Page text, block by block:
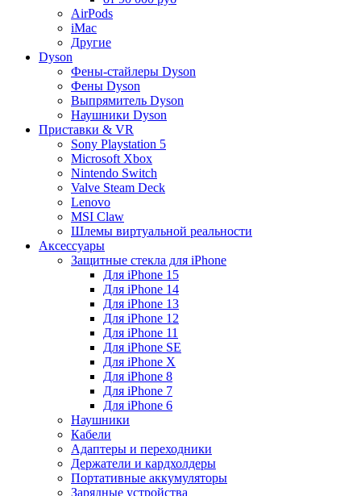
AirPods
iMac
Другие
Dyson
Фены-стайлеры Dyson
Фены Dyson
Выпрямитель Dyson
Наушники Dyson
Приставки & VR
Sony Playstation 5
Microsoft Xbox
Nintendo Switch
Valve Steam Deck
Lenovo
MSI Claw
Шлемы виртуальной реальности
Аксессуары
Защитные стекла для iPhone
Для iPhone 15
Для iPhone 14
Для iPhone 13
Для iPhone 12
Для iPhone 11
Для iPhone SE
Для iPhone X
Для iPhone 8
Для iPhone 7
Для iPhone 6
Наушники
Кабели
Адаптеры и переходники
Держатели и кардхолдеры
Портативные аккумуляторы
Зарядные устройства